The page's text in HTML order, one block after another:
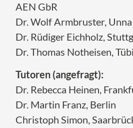
AEN GbR
Dr. Wolf Armbruster, Unna
Dr. Rüdiger Eichholz,
Dr. Thomas Notheisen,
Tutoren (angefragt):
Dr. Rebecca Heinen,
Dr. Martin Franz, Berlin
Christoph Simon,